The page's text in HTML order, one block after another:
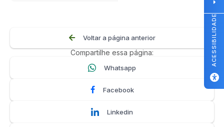
Voltar a página anterior
Compartilhe essa página:
Whatsapp
Facebook
Linkedin
ACESSIBILIDADE